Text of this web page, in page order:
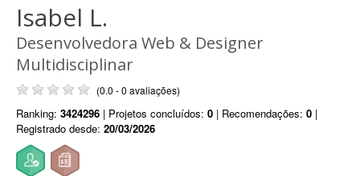
Isabel L.
Desenvolvedora Web & Designer
Multidisciplinar
(0.0 - 0 avaliações)
Ranking: 3424296 | Projetos concluídos: 0 | Recomendações: 0 |
Registrado desde: 20/03/2026